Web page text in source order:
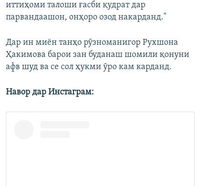
иттиҳоми талоши ғасби қудрат дар
парвандаашон, онҳоро озод накарданд."
Дар ин миён танҳо рӯзноманигор Рухшона
Ҳакимова барои зан буданаш шомили қонуни
афв шуд ва се сол ҳукми ӯро кам карданд.
Навор дар Инстаграм: